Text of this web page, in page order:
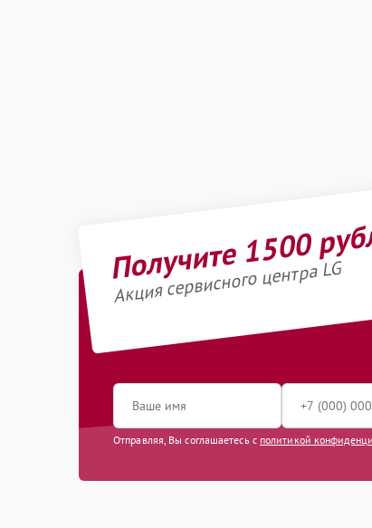
Получите 1500
Акция сервисного центра LG
Отправляя, Вы соглашаетесь с политикой